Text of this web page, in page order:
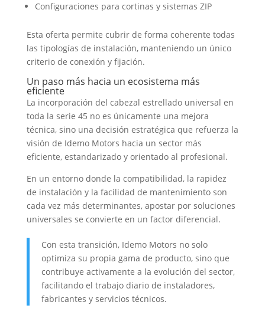
Configuraciones para cortinas y sistemas ZIP
Esta oferta permite cubrir de forma coherente todas
las tipologías de instalación, manteniendo un único
criterio de conexión y fijación.
Un paso más hacia un ecosistema más
eficiente
La incorporación del cabezal estrellado universal en
toda la serie 45 no es únicamente una mejora
técnica, sino una decisión estratégica que refuerza la
visión de Idemo Motors hacia un sector más
eficiente, estandarizado y orientado al profesional.
En un entorno donde la compatibilidad, la rapidez
de instalación y la facilidad de mantenimiento son
cada vez más determinantes, apostar por soluciones
universales se convierte en un factor diferencial.
Con esta transición, Idemo Motors no solo
optimiza su propia gama de producto, sino que
contribuye activamente a la evolución del sector,
facilitando el trabajo diario de instaladores,
fabricantes y servicios técnicos.